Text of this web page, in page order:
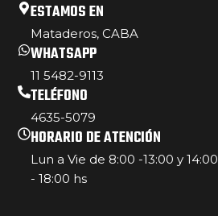
ESTAMOS EN
Mataderos, CABA
WHATSAPP
11 5482-9113
TELÉFONO
4635-5079
HORARIO DE ATENCIÓN
Lun a Vie de 8:00 -13:00 y 14:00
- 18:00 hs